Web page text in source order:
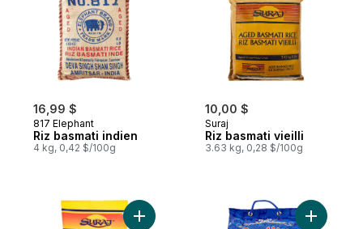
16,99 $
817 Elephant
Riz basmati indien
4 kg, 0,42 $/100g
10,00 $
Suraj
Riz basmati vieilli
3.63 kg, 0,28 $/100g
Ajouter Graines de cardamome verte
Ajouter